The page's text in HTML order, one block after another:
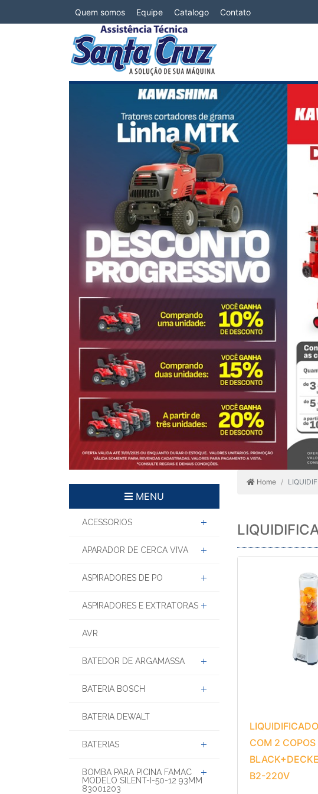
Quem somos Equipe Catalogo Contato
MENU
ACESSORIOS
APARADOR DE CERCA VIVA
ASPIRADORES DE PO
ASPIRADORES E EXTRATORAS
AVR
BATEDOR DE ARGAMASSA
BATERIA BOSCH
BATERIA DEWALT
BATERIAS
BOMBA PARA PICINA FAMAC
MODELO SILENT-I-50-12 93MM
83001203
Home
COM 2
B2-220V